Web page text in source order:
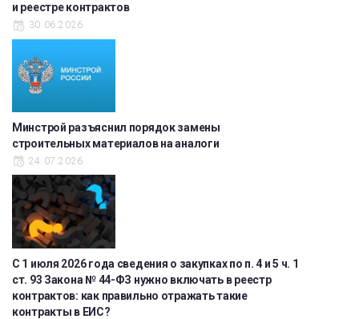
и реестре контрактов
30.06.2026
Минстрой разъяснил порядок замены
строительных материалов на аналоги
24.07.2026
С 1 июля 2026 года сведения о закупках по п. 4 и 5 ч. 1
ст. 93 Закона № 44-ФЗ нужно включать в реестр
контрактов: как правильно отражать такие
контракты в ЕИС?